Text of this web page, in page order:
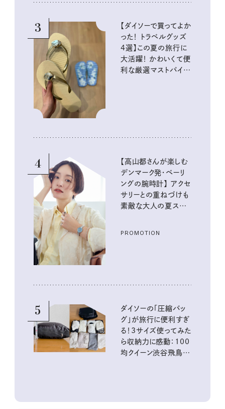
3
【ダイソーで買ってよか
った！ トラベルグッズ
4選】この夏の旅行に
大活躍！ かわいくて便
利な厳選マストバイア
4
【高山都さんが楽しむ
デンマーク発・ベーリ
ングの腕時計】 アクセ
サリーとの重ねづけも
素敵な大人の夏スタイ
PROMOTION
5
ダイソーの「圧縮バッ
グ」が旅行に便利すぎ
る！3サイズ使ってみた
ら収納力に感動：100
均クイーン渋谷飛鳥の